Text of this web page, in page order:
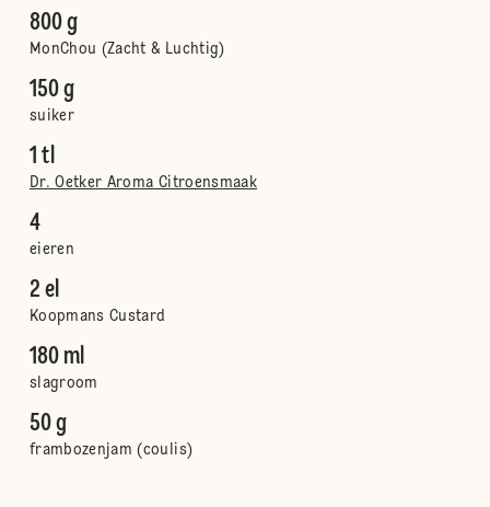
800 g
MonChou (Zacht & Luchtig)
150 g
suiker
1 tl
Dr. Oetker Aroma Citroensmaak
4
eieren
2 el
Koopmans Custard
180 ml
slagroom
50 g
frambozenjam (coulis)